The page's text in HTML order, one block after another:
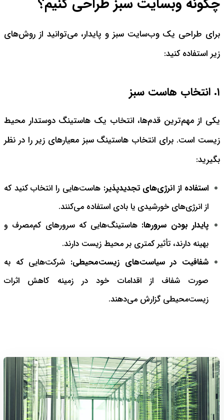
برای طراحی یک وب‌سایت سبز و پایدار، می‌توانید از روش‌های
زیر استفاده کنید:
۱. انتخاب هاست سبز
یکی از مهم‌ترین قدم‌ها، انتخاب یک هاستینگ دوستدار محیط
زیست است. برای انتخاب هاستینگ سبز معیارهای زیر را در نظر
بگیرید:
استفاده از انرژی‌های تجدیدپذیر: هاست‌هایی را انتخاب کنید که
از انرژی‌های خورشیدی یا بادی استفاده می‌کنند.
پایدار بودن سرورها: هاستینگ‌هایی که سرورهای کم‌مصرف و
بهینه دارند، تأثیر کمتری بر محیط زیست دارند.
شفافیت در سیاست‌های زیست‌محیطی: شرکت‌هایی که به
صورت شفاف از اقدامات خود در زمینه کاهش اثرات
زیست‌محیطی گزارش می‌دهند.